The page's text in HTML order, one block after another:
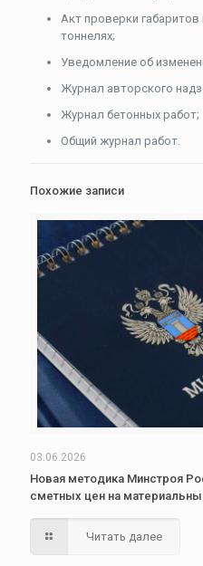
Акт проверки
тоннелях;
Уведомление об
Журнал авторского
Журнал бетонных работ;
Общий журнал работ.
Похожие записи
03.06.2026
Новая методика Минстроя
сметных цен на
Читать далее